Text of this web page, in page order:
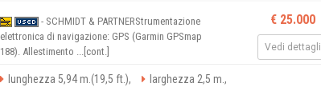
- SCHMIDT & PARTNERStrumentazione
elettronica di navigazione: GPS (Garmin GPSmap
188). Allestimento ...[cont.]
€ 25.000
Vedi dettagli
lunghezza 5,94 m.(19,5 ft.), larghezza 2,5 m.,